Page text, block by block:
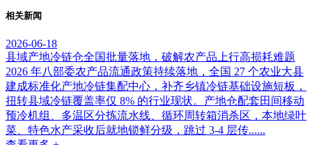
相关新闻
2026-06-18
县域产地冷链仓全国批量落地，破解农产品上行高损耗难题
2026 年八部委农产品流通政策持续落地，全国 27 个农业大县
建成标准化产地冷链集配中心，补齐乡镇冷链基础设施短板，
扭转县域冷链覆盖率仅 8% 的行业现状。产地仓配套田间移动
预冷机组、多温区分拣流水线、循环周转箱消杀区，本地绿叶
菜、特色水产采收后就地锁鲜分级，跳过 3-4 层传......